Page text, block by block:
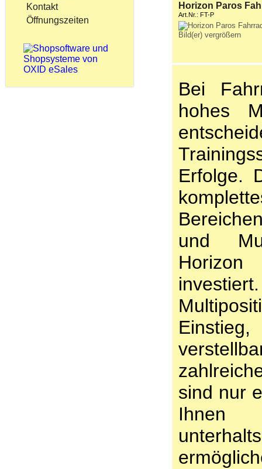
Kontakt
Öffnungszeiten
Horizon Paros
Art.Nr.: FT-P
Bild(er) vergrößern
Bei
hohes
Erfolge.
und
sind nur
Ihnen